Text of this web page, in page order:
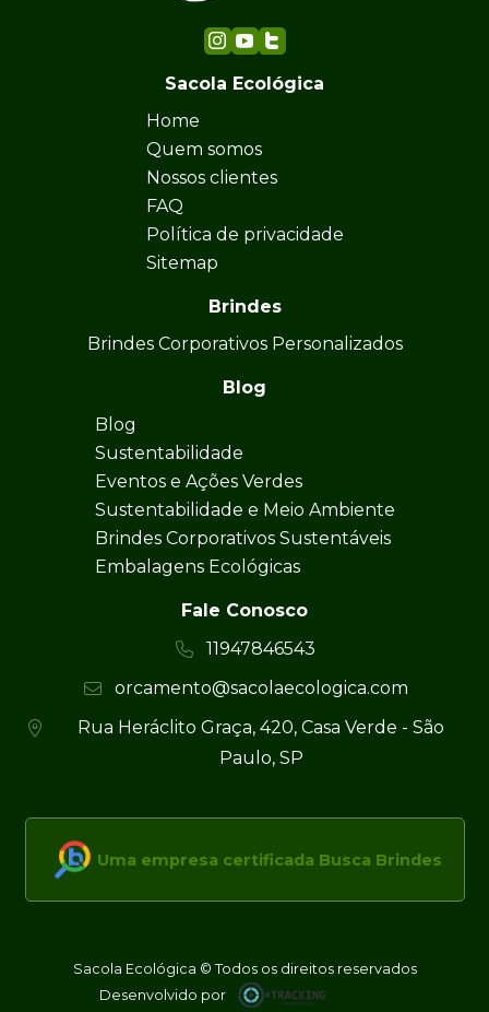
Sacola Ecológica
Home
Quem somos
Nossos clientes
FAQ
Política de privacidade
Sitemap
Brindes
Brindes Corporativos Personalizados
Blog
Blog
Sustentabilidade
Eventos e Ações Verdes
Sustentabilidade e Meio Ambiente
Brindes Corporativos Sustentáveis
Embalagens Ecológicas
Fale Conosco
11947846543
orcamento@sacolaecologica.com
Rua Heráclito Graça, 420, Casa Verde - São
Paulo, SP
Uma empresa certificada Busca Brindes
Sacola Ecológica © Todos os direitos reservados
Desenvolvido por